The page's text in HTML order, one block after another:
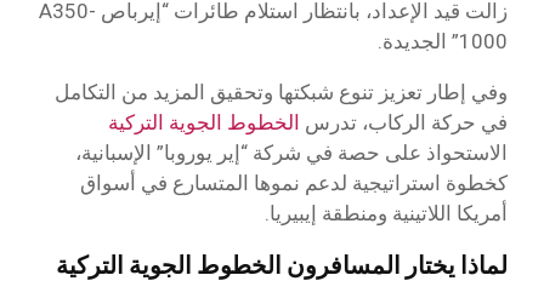
زالت قيد الإعداد، بانتظار استلام طائرات “إيرباص A350-
1000” الجديدة.
وفي إطار تعزيز تنوع شبكتها وتحقيق المزيد من التكامل
في حركة الركاب، تدرس الخطوط الجوية التركية
الاستحواذ على حصة في شركة “إير يوروبا” الإسبانية،
كخطوة استراتيجية لدعم نموها المتسارع في أسواق
أمريكا اللاتينية ومنطقة إيبيريا.
لماذا يختار المسافرون الخطوط الجوية التركية